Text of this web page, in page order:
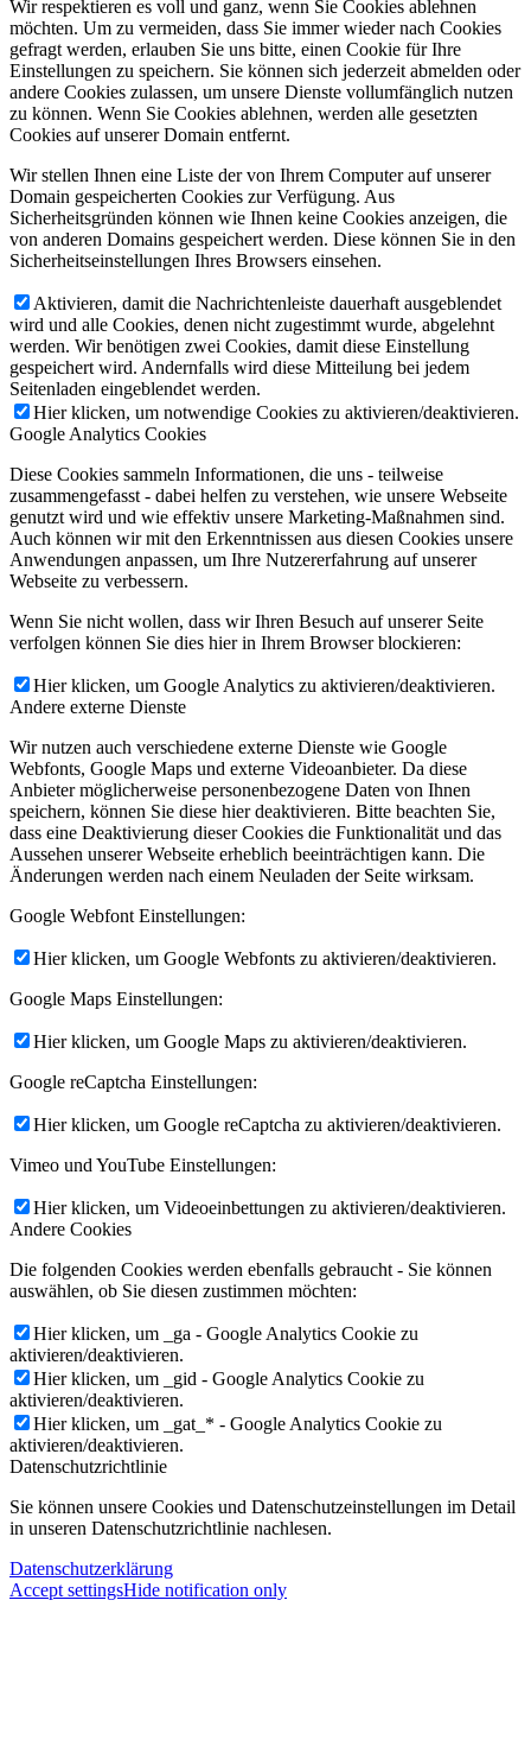
Wir respektieren es voll und ganz, wenn Sie Cookies ablehnen
möchten. Um zu vermeiden, dass Sie immer wieder nach Cookies
gefragt werden, erlauben Sie uns bitte, einen Cookie für Ihre
Einstellungen zu speichern. Sie können sich jederzeit abmelden oder
andere Cookies zulassen, um unsere Dienste vollumfänglich nutzen
zu können. Wenn Sie Cookies ablehnen, werden alle gesetzten
Cookies auf unserer Domain entfernt.
Wir stellen Ihnen eine Liste der von Ihrem Computer auf unserer
Domain gespeicherten Cookies zur Verfügung. Aus
Sicherheitsgründen können wie Ihnen keine Cookies anzeigen, die
von anderen Domains gespeichert werden. Diese können Sie in den
Sicherheitseinstellungen Ihres Browsers einsehen.
Aktivieren, damit die Nachrichtenleiste dauerhaft ausgeblendet
wird und alle Cookies, denen nicht zugestimmt wurde, abgelehnt
werden. Wir benötigen zwei Cookies, damit diese Einstellung
gespeichert wird. Andernfalls wird diese Mitteilung bei jedem
Seitenladen eingeblendet werden.
Hier klicken, um notwendige Cookies zu aktivieren/deaktivieren.
Google Analytics Cookies
Diese Cookies sammeln Informationen, die uns - teilweise
zusammengefasst - dabei helfen zu verstehen, wie unsere Webseite
genutzt wird und wie effektiv unsere Marketing-Maßnahmen sind.
Auch können wir mit den Erkenntnissen aus diesen Cookies unsere
Anwendungen anpassen, um Ihre Nutzererfahrung auf unserer
Webseite zu verbessern.
Wenn Sie nicht wollen, dass wir Ihren Besuch auf unserer Seite
verfolgen können Sie dies hier in Ihrem Browser blockieren:
Hier klicken, um Google Analytics zu aktivieren/deaktivieren.
Andere externe Dienste
Wir nutzen auch verschiedene externe Dienste wie Google
Webfonts, Google Maps und externe Videoanbieter. Da diese
Anbieter möglicherweise personenbezogene Daten von Ihnen
speichern, können Sie diese hier deaktivieren. Bitte beachten Sie,
dass eine Deaktivierung dieser Cookies die Funktionalität und das
Aussehen unserer Webseite erheblich beeinträchtigen kann. Die
Änderungen werden nach einem Neuladen der Seite wirksam.
Google Webfont Einstellungen:
Hier klicken, um Google Webfonts zu aktivieren/deaktivieren.
Google Maps Einstellungen:
Hier klicken, um Google Maps zu aktivieren/deaktivieren.
Google reCaptcha Einstellungen:
Hier klicken, um Google reCaptcha zu aktivieren/deaktivieren.
Vimeo und YouTube Einstellungen:
Hier klicken, um Videoeinbettungen zu aktivieren/deaktivieren.
Andere Cookies
Die folgenden Cookies werden ebenfalls gebraucht - Sie können
auswählen, ob Sie diesen zustimmen möchten:
Hier klicken, um _ga - Google Analytics Cookie zu
aktivieren/deaktivieren.
Hier klicken, um _gid - Google Analytics Cookie zu
aktivieren/deaktivieren.
Hier klicken, um _gat_* - Google Analytics Cookie zu
aktivieren/deaktivieren.
Datenschutzrichtlinie
Sie können unsere Cookies und Datenschutzeinstellungen im Detail
in unseren Datenschutzrichtlinie nachlesen.
Datenschutzerklärung
Accept settingsHide notification only